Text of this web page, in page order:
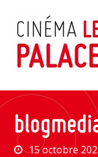
contenu
15 octobre